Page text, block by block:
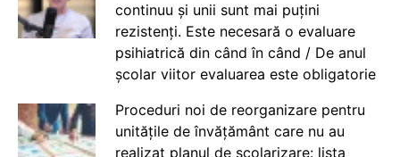
continuu și unii sunt mai puțini
rezistenți. Este necesară o evaluare
psihiatrică din când în când / De anul
școlar viitor evaluarea este obligatorie
Proceduri noi de reorganizare pentru
unitățile de învățământ care nu au
realizat planul de școlarizare: lista